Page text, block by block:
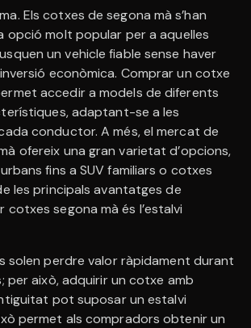
Els cotxes de segona mà s’han
opció molt popular per a aquelles
un vehicle fiable sense haver
econòmica. Comprar un cotxe
accedir a models de diferents
adaptant-se a les
conductor. A més, el mercat de
ofereix una gran varietat d’opcions,
fins a SUV familiars o cotxes
les principals avantatges de
segona mà és l’estalvi
solen perdre valor ràpidament durant
per això, adquirir un cotxe amb
pot suposar un estalvi
permet als compradors obtenir un